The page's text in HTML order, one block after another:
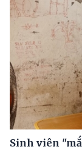
Sinh viên